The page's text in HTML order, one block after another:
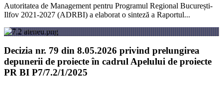
Autoritatea de Management pentru Programul Regional București-
Ilfov 2021-2027 (ADRBI) a elaborat o sinteză a Raportul...
Decizia nr. 79 din 8.05.2026 privind prelungirea
depunerii de proiecte în cadrul Apelului de proiecte
PR BI P7/7.2/1/2025